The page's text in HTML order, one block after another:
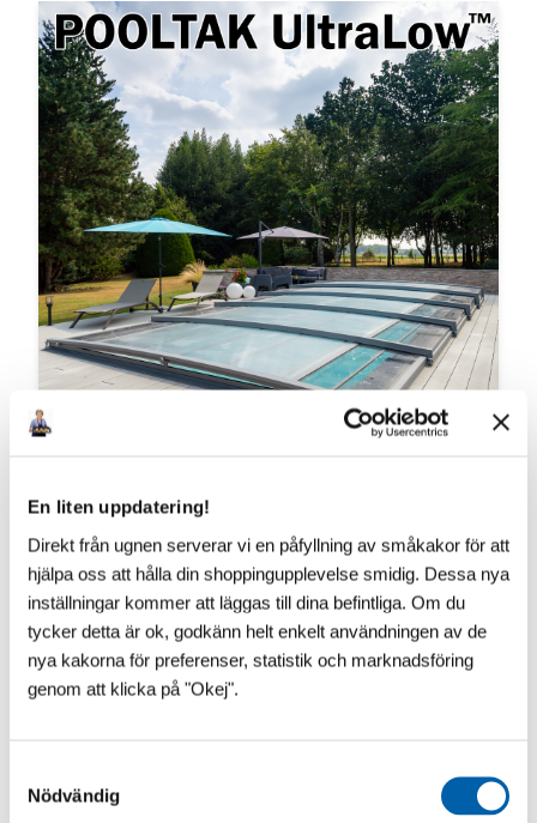
En liten uppdatering!
Direkt från ugnen serverar vi en påfyllning av småkakor för att
hjälpa oss att hålla din shoppingupplevelse smidig. Dessa nya
inställningar kommer att läggas till dina befintliga. Om du
tycker detta är ok, godkänn helt enkelt användningen av de
nya kakorna för preferenser, statistik och marknadsföring
genom att klicka på "Okej".
Nödvändig
VAD SÄGS OM ÄNNU LÄGRE?!
​Vår franska pooltaktillverkare vilar inte i hängmattan!
Till 2027 kommer Pooltak UltraLow™ - Exklusivare -
Snyggare och Ännu lägre! Helt utan mellanh...